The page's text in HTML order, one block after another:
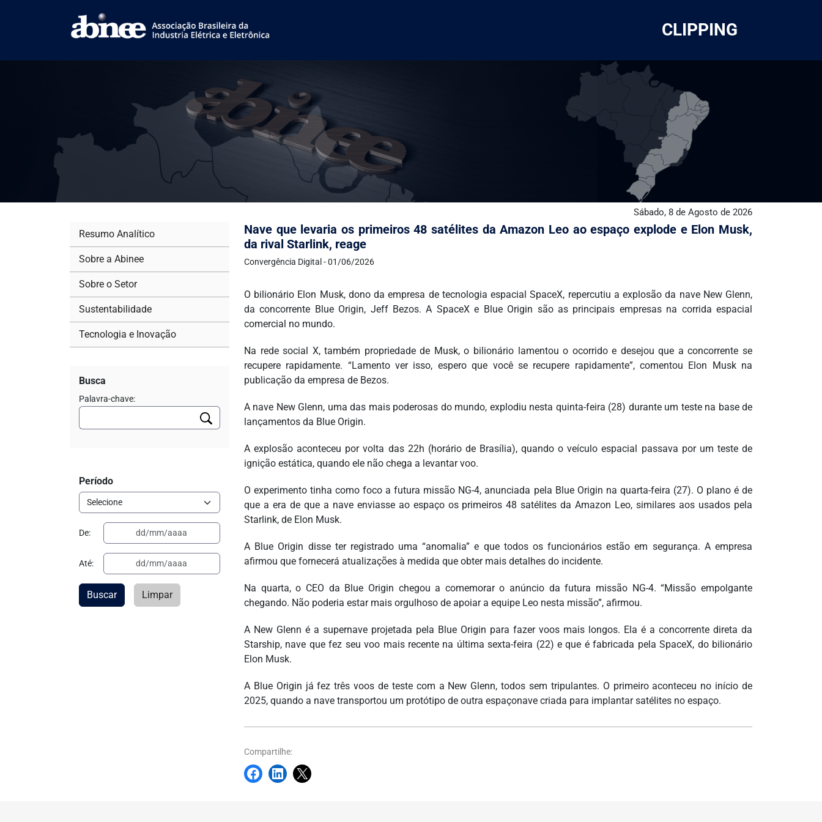
CLIPPING
Sábado, 8 de Agosto de 2026
Nave que levaria os primeiros 48 satélites da Amazon Leo ao espaço explode e Elon Musk,
da rival Starlink, reage
Convergência Digital - 01/06/2026
O bilionário Elon Musk, dono da empresa de tecnologia espacial SpaceX, repercutiu a explosão da nave New Glenn,
da concorrente Blue Origin, Jeff Bezos. A SpaceX e Blue Origin são as principais empresas na corrida espacial
comercial no mundo.
Na rede social X, também propriedade de Musk, o bilionário lamentou o ocorrido e desejou que a concorrente se
recupere rapidamente. “Lamento ver isso, espero que você se recupere rapidamente”, comentou Elon Musk na
publicação da empresa de Bezos.
A nave New Glenn, uma das mais poderosas do mundo, explodiu nesta quinta-feira (28) durante um teste na base de
lançamentos da Blue Origin.
A explosão aconteceu por volta das 22h (horário de Brasília), quando o veículo espacial passava por um teste de
ignição estática, quando ele não chega a levantar voo.
O experimento tinha como foco a futura missão NG-4, anunciada pela Blue Origin na quarta-feira (27). O plano é de
que a era de que a nave enviasse ao espaço os primeiros 48 satélites da Amazon Leo, similares aos usados pela
Starlink, de Elon Musk.
A Blue Origin disse ter registrado uma “anomalia” e que todos os funcionários estão em segurança. A empresa
afirmou que fornecerá atualizações à medida que obter mais detalhes do incidente.
Na quarta, o CEO da Blue Origin chegou a comemorar o anúncio da futura missão NG-4. “Missão empolgante
chegando. Não poderia estar mais orgulhoso de apoiar a equipe Leo nesta missão”, afirmou.
A New Glenn é a supernave projetada pela Blue Origin para fazer voos mais longos. Ela é a concorrente direta da
Starship, nave que fez seu voo mais recente na última sexta-feira (22) e que é fabricada pela SpaceX, do bilionário
Elon Musk.
A Blue Origin já fez três voos de teste com a New Glenn, todos sem tripulantes. O primeiro aconteceu no início de
2025, quando a nave transportou um protótipo de outra espaçonave criada para implantar satélites no espaço.
Compartilhe:
Resumo Analítico
Sobre a Abinee
Sobre o Setor
Sustentabilidade
Tecnologia e Inovação
Busca
Palavra-chave:
Período
De:
Até:
Buscar Limpar